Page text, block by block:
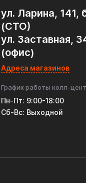
ул. Ларина, 141,
(СТО)
ул. Заставная,
(офис)
Адреса магазинов
График работы колл-
Пн-Пт: 9:00-18:00
Cб-Вс: Выходной